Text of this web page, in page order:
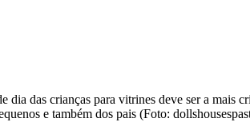
dia das crianças para vitrines deve ser a mais
e também dos pais (Foto: